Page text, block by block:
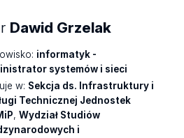
Dawid Grzelak
informatyk -
systemów i sieci
w: Sekcja ds. Infrastruktury i
Technicznej Jednostek
,Wydział Studiów
i